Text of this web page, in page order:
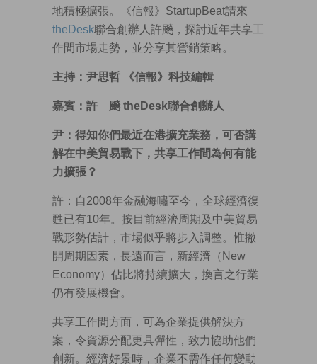
地積極擴張。《信報》StartupBeat請來
theDesk聯合創辦人許飈，探討近年共享工
作間市場走勢，並分享其營銷策略。
主持：尹思哲 《信報》科技編輯
嘉賓：許 飈 theDesk聯合創辦人
尹：得知你們最近在港擴充業務，可否講
解在中美貿易戰下，共享工作間為何有能
力擴張？
許：自2008年金融海嘯至今，全球經濟復
甦已有10年。按目前經濟周期及中美貿易
戰形勢估計，市場似乎將步入調整。惟撇
開周期因素，長遠而言，新經濟（New
Economy）佔比將持續擴大，換言之行業
仍有發展機會。
共享工作間方面，可為企業提供解決方
案，令資源分配更具彈性，致力協助他們
創新。經濟好景時，企業不需作任何變動